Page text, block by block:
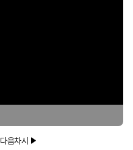
다음차시